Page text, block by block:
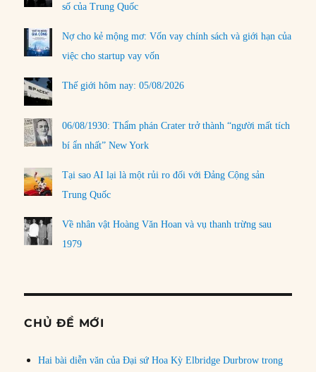
số của Trung Quốc
Nợ cho kẻ mộng mơ: Vốn vay chính sách và giới hạn của
việc cho startup vay vốn
Thế giới hôm nay: 05/08/2026
06/08/1930: Thẩm phán Crater trở thành “người mất tích
bí ẩn nhất” New York
Tại sao AI lại là một rủi ro đối với Đảng Cộng sản
Trung Quốc
Về nhân vật Hoàng Văn Hoan và vụ thanh trừng sau
1979
CHỦ ĐỀ MỚI
Hai bài diễn văn của Đại sứ Hoa Kỳ Elbridge Durbrow trong